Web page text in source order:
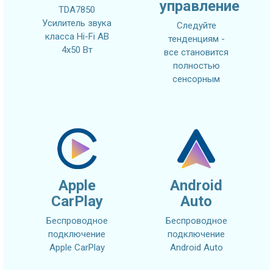
TDA7850
Усилитель звука
класса Hi-Fi AB
4x50 Вт
управление
Следуйте
тенденциям -
все становится
полностью
сенсорным
Apple
CarPlay
Беспроводное
подключение
Apple CarPlay
Android
Auto
Беспроводное
подключение
Android Auto